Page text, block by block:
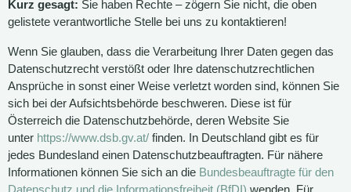
Kurz gesagt: Sie haben Rechte – zögern Sie nicht, die oben
gelistete verantwortliche Stelle bei uns zu kontaktieren!
Wenn Sie glauben, dass die Verarbeitung Ihrer Daten gegen das
Datenschutzrecht verstößt oder Ihre datenschutzrechtlichen
Ansprüche in sonst einer Weise verletzt worden sind, können Sie
sich bei der Aufsichtsbehörde beschweren. Diese ist für
Österreich die Datenschutzbehörde, deren Website Sie
unter https://www.dsb.gv.at/ finden. In Deutschland gibt es für
jedes Bundesland einen Datenschutzbeauftragten. Für nähere
Informationen können Sie sich an die Bundesbeauftragte für den
Datenschutz und die Informationsfreiheit (BfDI) wenden. Für